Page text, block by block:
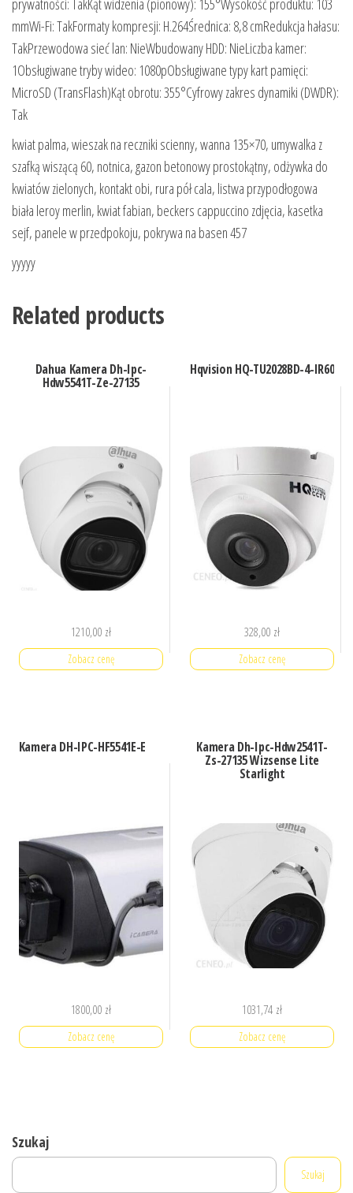
prywatności: TakKąt widzenia (pionowy): 155°Wysokość produktu: 103
mmWi-Fi: TakFormaty kompresji: H.264Średnica: 8,8 cmRedukcja hałasu:
TakPrzewodowa sieć lan: NieWbudowany HDD: NieLiczba kamer:
1Obsługiwane tryby wideo: 1080pObsługiwane typy kart pamięci:
MicroSD (TransFlash)Kąt obrotu: 355°Cyfrowy zakres dynamiki (DWDR):
Tak
kwiat palma, wieszak na reczniki scienny, wanna 135×70, umywalka z
szafką wiszącą 60, notnica, gazon betonowy prostokątny, odżywka do
kwiatów zielonych, kontakt obi, rura pół cala, listwa przypodłogowa
biała leroy merlin, kwiat fabian, beckers cappuccino zdjęcia, kasetka
sejf, panele w przedpokoju, pokrywa na basen 457
yyyyy
Related products
Dahua Kamera Dh-Ipc-
Hdw5541T-Ze-27135
1210,00 zł
Zobacz cenę
Hqvision HQ-TU2028BD-4-IR60
328,00 zł
Zobacz cenę
Kamera DH-IPC-HF5541E-E
1800,00 zł
Zobacz cenę
Kamera Dh-Ipc-Hdw2541T-
Zs-27135 Wizsense Lite
Starlight
1031,74 zł
Zobacz cenę
Szukaj
Szukaj